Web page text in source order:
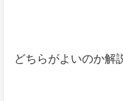
どちらがよいのか解